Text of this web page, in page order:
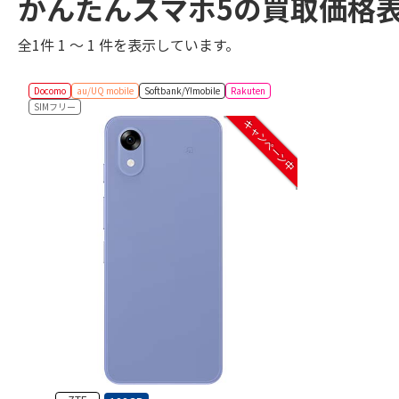
全1件 1 ～ 1 件を表示しています。
Docomo au/UQ mobile Softbank/Y!mobile
Rakuten
SIMフリー
キャンペーン中